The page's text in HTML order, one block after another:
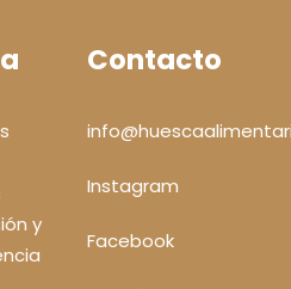
y
Contacto
Instagram
Facebook